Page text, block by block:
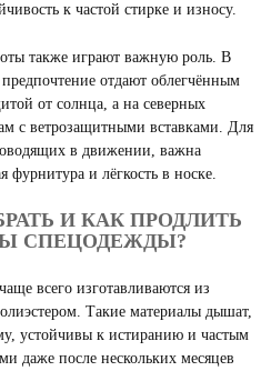
к частой стирке и износу.
также играют важную роль. В
отдают облегчённым
от солнца, а на северных
с ветрозащитными вставками. Для
в движении, важна
фурнитура и лёгкость в носке.
И КАК ПРОДЛИТЬ
СПЕЦОДЕЖДЫ?
всего изготавливаются из
Такие материалы дышат,
устойчивы к истиранию и частым
даже после нескольких месяцев